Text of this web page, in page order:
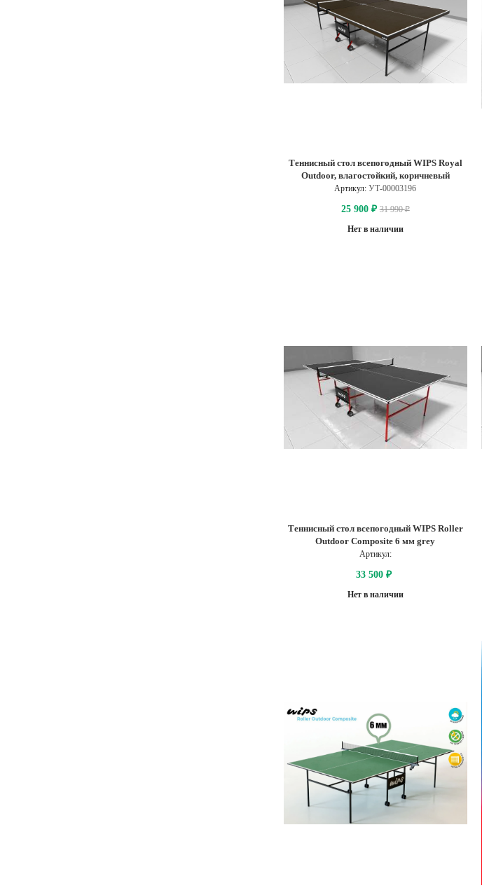
Теннисный стол всепогодный WIPS Royal
Outdoor, влагостойкий, коричневый
Артикул:УТ-00003196
25 900 ₽ 31 990₽
Нет в наличии
Теннисный стол всепогодный WIPS Roller
Outdoor Composite 6 мм grey
Артикул:
33 500₽
Нет в наличии